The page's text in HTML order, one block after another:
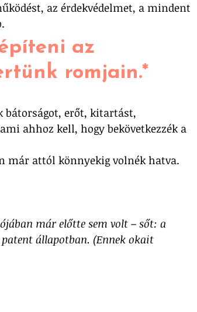
az érdekvédelmet, a mindent
az
romjain.*
erőt, kitartást,
ahhoz kell, hogy bekövetkezzék a
már attól könnyekig volnék hatva.
már előtte sem volt – sőt: a
állapotban. (Ennek okait